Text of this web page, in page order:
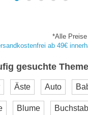
*Alle
ab 49€
gesuchte
Äste Auto
Blume